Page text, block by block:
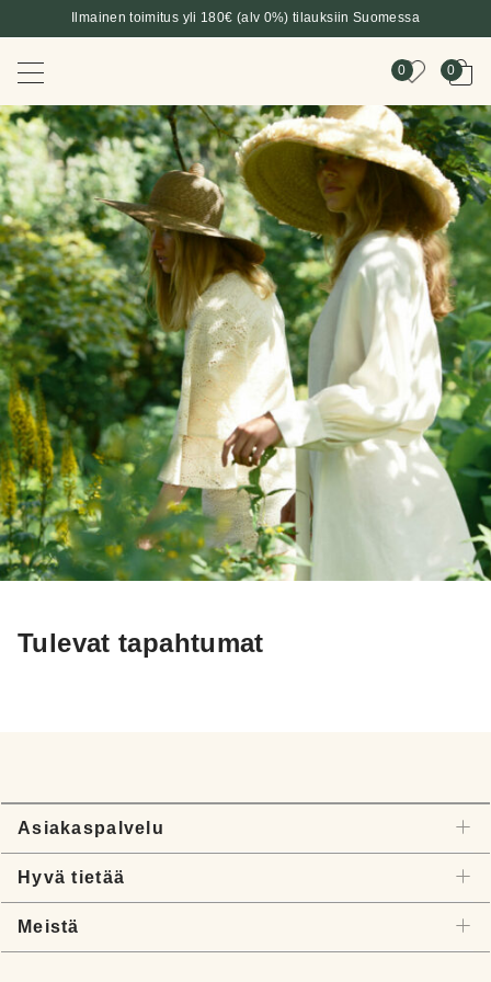
Ilmainen toimitus yli 180€ (alv 0%) tilauksiin Suomessa
0 0
Tulevat tapahtumat
Asiakaspalvelu
Hyvä tietää
Meistä